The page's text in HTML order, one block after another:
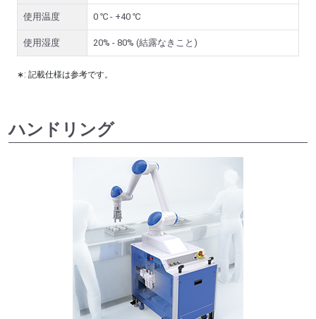
使用温度 0 ℃ - +40 ℃
使用湿度 20% - 80% (結露なきこと)
∗: 記載仕様は参考です。
ハンドリング